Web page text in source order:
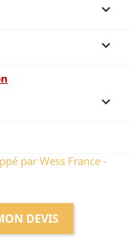



par Wess France -
DEVIS